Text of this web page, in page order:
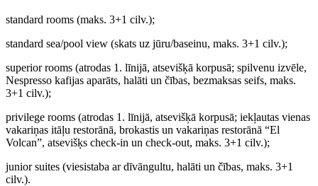
standard rooms (maks. 3+1 cilv.);
standard sea/pool view (skats uz jūru/baseinu, maks. 3+1 cilv.);
superior rooms (atrodas 1. līnijā, atsevišķā korpusā; spilvenu izvēle,
Nespresso kafijas aparāts, halāti un čības, bezmaksas seifs, maks.
3+1 cilv.);
privilege rooms (atrodas 1. līnijā, atsevišķā korpusā; iekļautas vienas
vakariņas itāļu restorānā, brokastis un vakariņas restorānā “El
Volcan”, atsevišķs check-in un check-out, maks. 3+1 cilv.);
junior suites (viesistaba ar dīvāngultu, halāti un čības, maks. 3+1
cilv.).